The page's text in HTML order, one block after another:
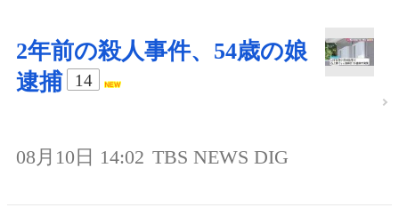
2年前の殺人事件、54歳の娘
逮捕
14
08月10日 14:02 TBS NEWS DIG